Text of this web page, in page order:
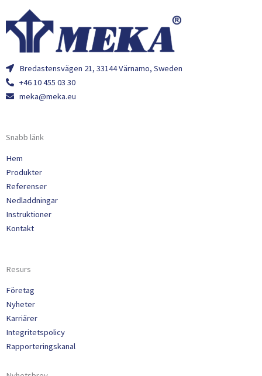
Bredastensvägen 21, 33144 Värnamo, Sweden
+46 10 455 03 30
meka@meka.eu
Snabb länk
Hem
Produkter
Referenser
Nedladdningar
Instruktioner
Kontakt
Resurs
Företag
Nyheter
Karriärer
Integritetspolicy
Rapporteringskanal